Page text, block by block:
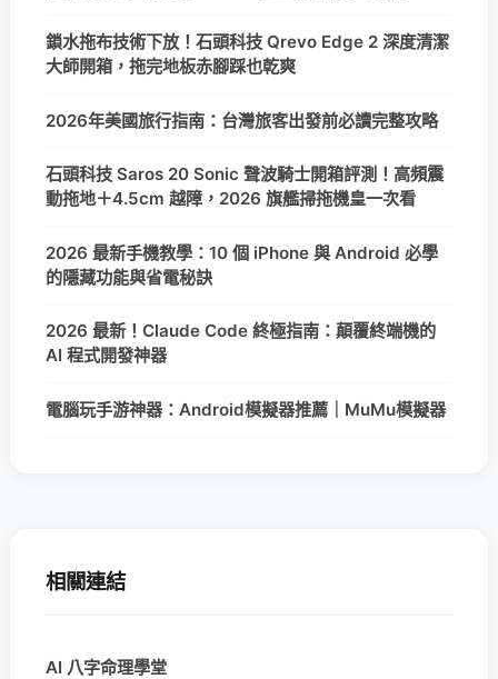
鎖水拖布技術下放！石頭科技 Qrevo Edge 2 深度清潔
大師開箱，拖完地板赤腳踩也乾爽
2026年美國旅行指南：台灣旅客出發前必讀完整攻略
石頭科技 Saros 20 Sonic 聲波騎士開箱評測！高頻震
動拖地＋4.5cm 越障，2026 旗艦掃拖機皇一次看
2026 最新手機教學：10 個 iPhone 與 Android 必學
的隱藏功能與省電秘訣
2026 最新！Claude Code 終極指南：顛覆終端機的
AI 程式開發神器
電腦玩手游神器：Android模擬器推薦｜MuMu模擬器
相關連結
AI 八字命理學堂